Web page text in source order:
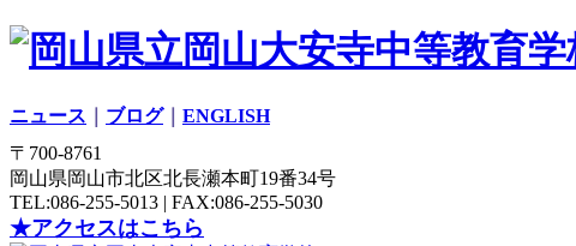
ニュース ブログ｜ ENGLISH
〒700-8761
岡山県岡山市北区北長瀬本町19番34号
TEL:086-255-5013 | FAX:086-255-5030
★アクセスはこちら